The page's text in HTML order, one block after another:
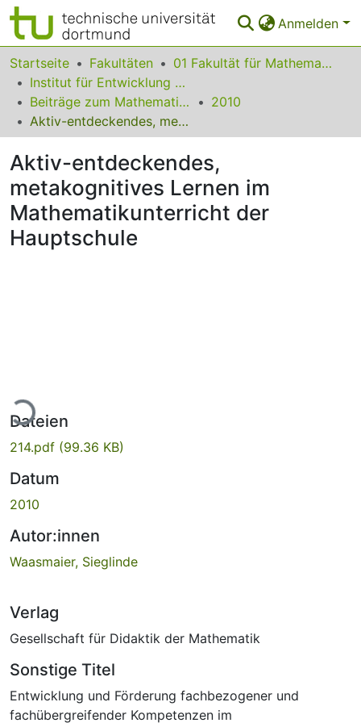
Anmelden
Bereiche & Sammlungen
Das gesamte Repositorium
Statistiken
FAQ
Leitlinien
Zurück zur Startseite
Startseite Fakultäten
01 Fakultät für Mathematik
Institut für Entwicklung und Erforschung des Mathematikunterrichts
Beiträge zum Mathematikunterricht
2010
Aktiv-entdeckendes, metakognitives Lernen im Mathematikunterricht der Hauptschule
Aktiv-entdeckendes,
metakognitives Lernen im
Mathematikunterricht der
Hauptschule
Dateien
214.pdf (99.36 KB)
Datum
2010
Autor:innen
Waasmaier, Sieglinde
Verlag
Gesellschaft für Didaktik der Mathematik
Sonstige Titel
Entwicklung und Förderung fachbezogener und
fachübergreifender Kompetenzen im